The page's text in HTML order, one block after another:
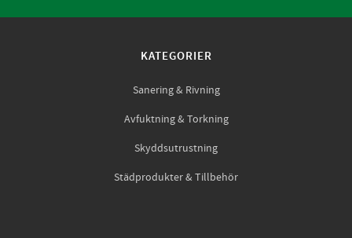
KATEGORIER
Sanering & Rivning
Avfuktning & Torkning
Skyddsutrustning
Städprodukter & Tillbehör